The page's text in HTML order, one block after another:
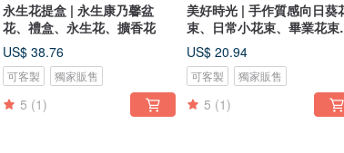
永生花提盒 | 永生康乃馨盆
花、禮盒、永生花、擴香花
US$ 38.76
可客製 獨家販售
5 (1)
美好時光 | 手作質感向日葵
束、日常小花束、畢業花束
燥花
US$ 20.94
可客製 獨家販售
5 (1)